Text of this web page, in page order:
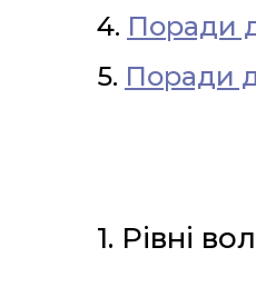
4. Поради
5. Поради
1. Рівні